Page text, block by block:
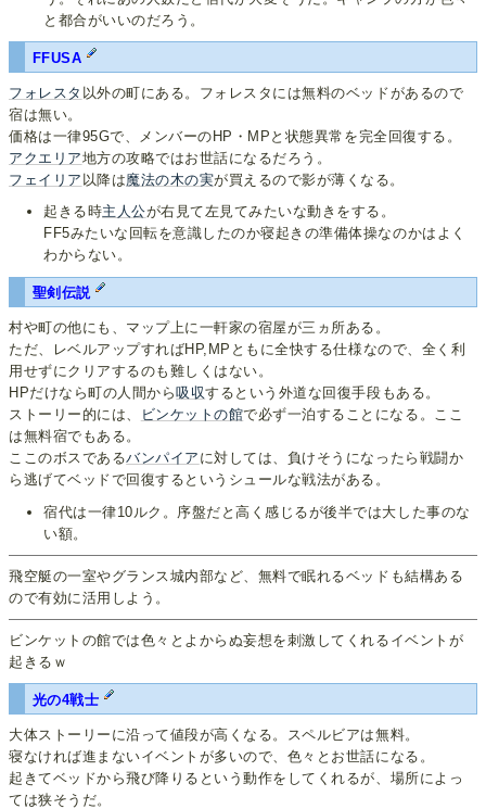
と都合がいいのだろう。
FFUSA
フォレスタ 以外の町にある。フォレスタには無料のベッドがあるので
宿は無い。
価格は一律95Gで、メンバーのHP・MPと状態異常を完全回復する。
アクエリア地方の攻略ではお世話になるだろう。
フェイリア 以降は魔法の木の実が買えるので影が薄くなる。
起きる時主人公が右見て左見てみたいな動きをする。
FF5みたいな回転を意識したのか寝起きの準備体操なのかはよく
わからない。
聖剣伝説
村や町の他にも、マップ上に一軒家の宿屋が三ヵ所ある。
ただ、レベルアップすればHP,MPともに全快する仕様なので、全く利
用せずにクリアするのも難しくはない。
HPだけなら町の人間から吸収するという外道な回復手段もある。
ストーリー的には、
ビンケットの館で必ず一泊することになる。ここ
は無料宿でもある。
ここのボスであるバンパイア に対しては、負けそうになったら戦闘か
ら逃げてベッドで回復するというシュールな戦法がある。
宿代は一律10ルク。序盤だと高く感じるが後半では大した事のな
い額。
飛空艇の一室やグランス城内部など、無料で眠れるベッドも結構ある
ので有効に活用しよう。
ビンケットの館では色々とよからぬ妄想を刺激してくれるイベントが
起きるｗ
光の4戦士
大体ストーリーに沿って値段が高くなる。スペルビアは無料。
寝なければ進まないイベントが多いので、色々とお世話になる。
起きてベッドから飛び降りるという動作をしてくれるが、場所によっ
ては狭そうだ。